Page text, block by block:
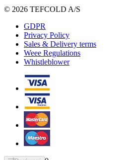
© 2026 TEFCOLD A/S
GDPR
Privacy Policy
Sales & Delivery terms
Weee Regulations
Whistleblower